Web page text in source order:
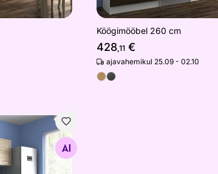
Köögimööbel 260 cm
428,11€
ajavahemikul 25.09 - 02.10
Otsi sarnaseid